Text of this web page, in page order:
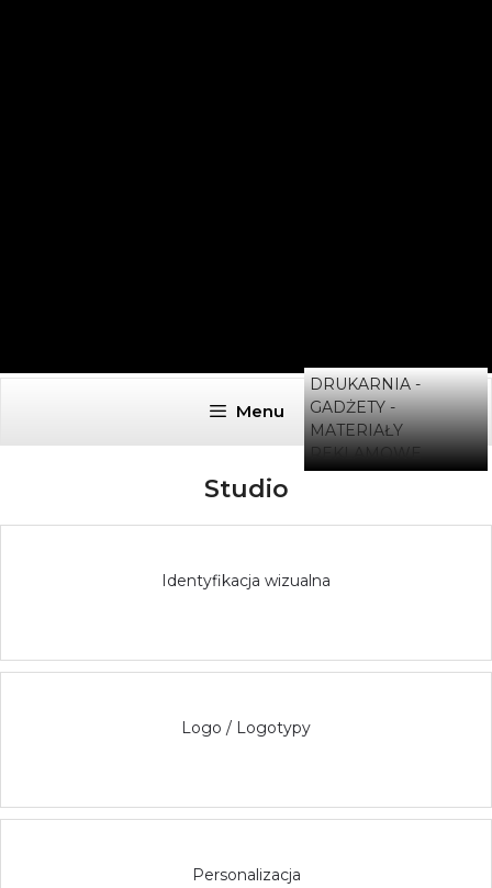
DRUKARNIA -
GADŻETY -
MATERIAŁY
REKLAMOWE
Menu
Studio
Identyfikacja wizualna
Logo / Logotypy
Personalizacja